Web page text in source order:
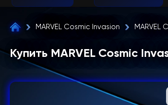
MARVEL Cosmic Invasion MARVEL
Купить MARVEL Cosmic